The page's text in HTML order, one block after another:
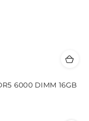
6000 DIMM 16GB